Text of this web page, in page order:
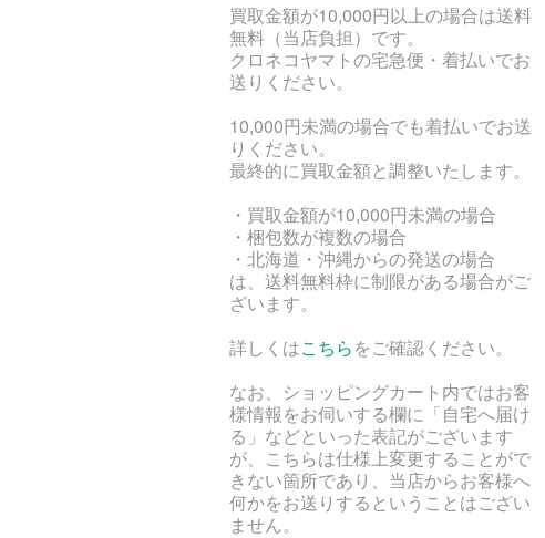
買取金額が10,000円以上の場合は送料
無料（当店負担）です。
クロネコヤマトの宅急便・着払いでお
送りください。
10,000円未満の場合でも着払いでお送
りください。
最終的に買取金額と調整いたします。
・買取金額が10,000円未満の場合
・梱包数が複数の場合
・北海道・沖縄からの発送の場合
は、送料無料枠に制限がある場合がご
ざいます。
詳しくはこちらをご確認ください。
なお、ショッピングカート内ではお客
様情報をお伺いする欄に「自宅へ届け
る」などといった表記がございます
が、こちらは仕様上変更することがで
きない箇所であり、当店からお客様へ
何かをお送りするということはござい
ません。